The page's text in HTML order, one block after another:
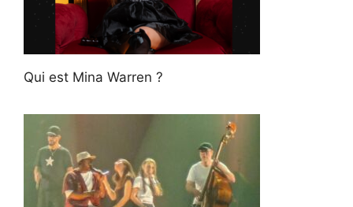
Qui est Mina Warren ?